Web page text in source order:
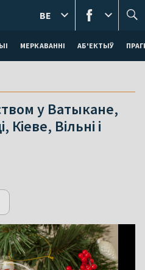
МЕРКАВАННI АБ'ЕКТЫЎ
BE
у Ватыкане,
Вільні і